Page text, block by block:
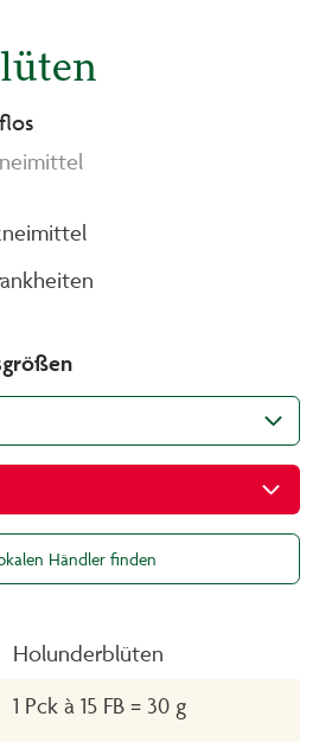
Händler finden
Holunderblüten
1 Pck à 15 FB = 30 g